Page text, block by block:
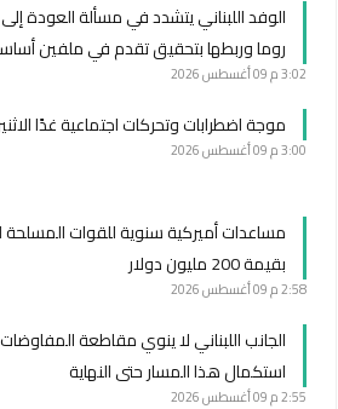
الوفد اللبناني يتشدد في مسألة العودة
روما وربطها بتحقيق تقدم في ملفين
3:02 م 09 أغسطس 2026
موجة اضطرابات وتحركات اجتماعية غدًا
3:00 م 09 أغسطس 2026
مساعدات أميركية سنوية للقوات المسلحة
بقيمة 200 مليون دولار
2:58 م 09 أغسطس 2026
الجانب اللبناني لا ينوي مقاطعة
استكمال هذا المسار حتى النهاية
2:55 م 09 أغسطس 2026